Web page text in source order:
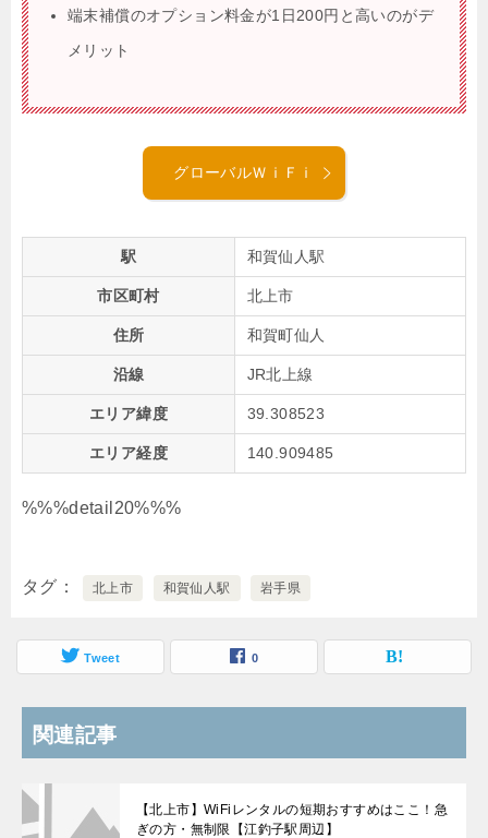
端末補償のオプション料金が1日200円と高いのがデ
メリット
グローバルＷｉＦｉ
駅 和賀仙人駅
市区町村 北上市
住所 和賀町仙人
沿線 JR北上線
エリア緯度 39.308523
エリア経度 140.909485
%%%detail20%%%
タグ 北上市 和賀仙人駅 岩手県
Tweet 0
関連記事
【北上市】WiFiレンタルの短期おすすめはここ！急
ぎの方・無制限【江釣子駅周辺】